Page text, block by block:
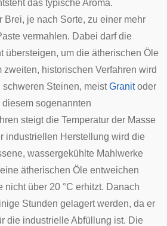
das typische Aroma.
je nach Sorte, zu einer mehr
vermahlen. Dabei darf die
übersteigen, um die ätherischen Öle
zweiten, historischen Verfahren wird
Steinen, meistGranitoder
sogenannten
steigt die Temperatur der Masse
industriellen Herstellung wird die
wassergekühlte Mahlwerke
ätherischen Öle entweichen
nicht über 20 °C erhitzt. Danach
Stunden gelagert werden, da er
die industrielle Abfüllung ist. Die